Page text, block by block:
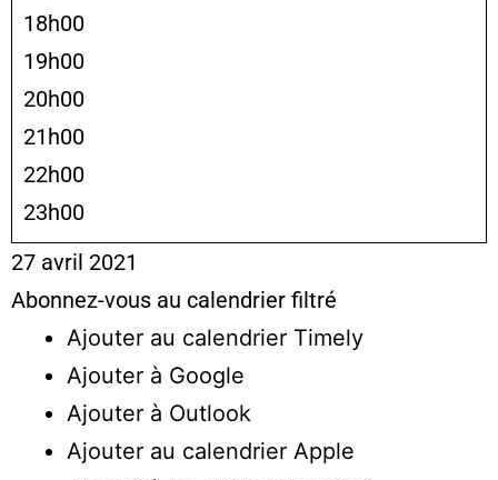
18h00
19h00
20h00
21h00
22h00
23h00
27 avril 2021
Abonnez-vous au calendrier filtré
Ajouter au calendrier Timely
Ajouter à Google
Ajouter à Outlook
Ajouter au calendrier Apple